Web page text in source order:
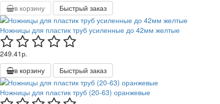
в корзину
Быстрый заказ
Ножницы для пластик труб усиленные до 42мм желтые
249.41р.
в корзину
Быстрый заказ
Ножницы для пластик труб (20-63) оранжевые